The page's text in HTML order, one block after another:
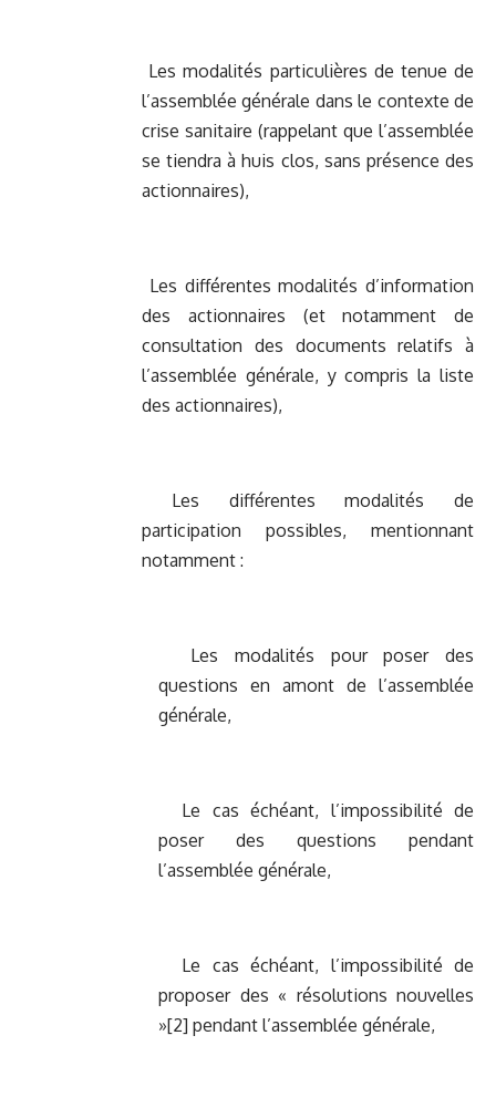
Les modalités particulières de tenue de
l’assemblée générale dans le contexte de
crise sanitaire (rappelant que l’assemblée
se tiendra à huis clos, sans présence des
actionnaires),
Les différentes modalités d’information
des actionnaires (et notamment de
consultation des documents relatifs à
l’assemblée générale, y compris la liste
des actionnaires),
Les différentes modalités de
participation possibles, mentionnant
notamment :
Les modalités pour poser des
questions en amont de l’assemblée
générale,
Le cas échéant, l’impossibilité de
poser des questions pendant
l’assemblée générale,
Le cas échéant, l’impossibilité de
proposer des « résolutions nouvelles
»[2] pendant l’assemblée générale,